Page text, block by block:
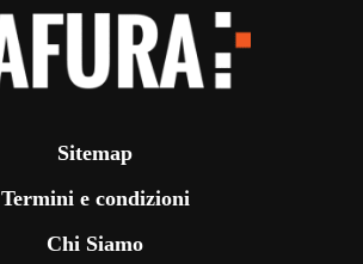
Sitemap
Termini e condizioni
Chi Siamo